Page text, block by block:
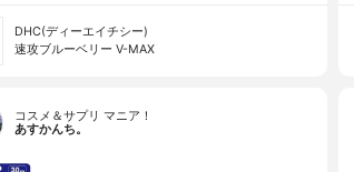
DHC(ディーエイチシー)
速攻ブルーベリー V-MAX
コスメ＆サプリ マニア！
あすかんち。